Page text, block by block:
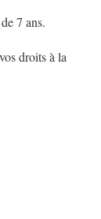
7 ans.
droits à la